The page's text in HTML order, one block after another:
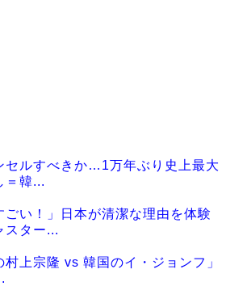
セルすべきか…1万年ぶり史上最大
＝韓...
ごい！」日本が清潔な理由を体験
スター...
上宗隆 vs 韓国のイ・ジョンフ」